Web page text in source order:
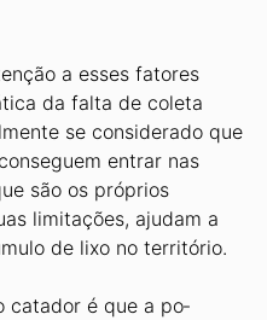
a esses fato­res
da falta de co­leta
se conside­rado que
entrar nas
são os próprios
limita­ções, ajudam a
de lixo no território.
catador é que a po­